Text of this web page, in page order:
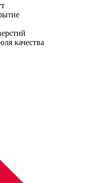
качества